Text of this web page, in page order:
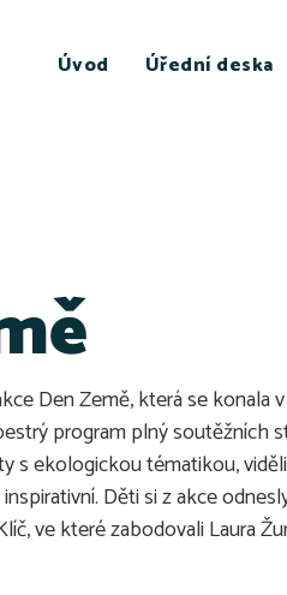
Úvod Úřední deska
Den Země, která se
program plný
ekologickou tématikou,
Děti si z akce
ve které zabodovali Laura